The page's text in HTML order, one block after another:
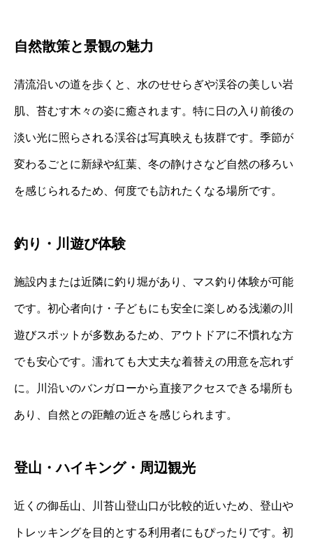
自然散策と景観の魅力
清流沿いの道を歩くと、水のせせらぎや渓谷の美しい岩
肌、苔むす木々の姿に癒されます。特に日の入り前後の
淡い光に照らされる渓谷は写真映えも抜群です。季節が
変わるごとに新緑や紅葉、冬の静けさなど自然の移ろい
を感じられるため、何度でも訪れたくなる場所です。
釣り・川遊び体験
施設内または近隣に釣り堀があり、マス釣り体験が可能
です。初心者向け・子どもにも安全に楽しめる浅瀬の川
遊びスポットが多数あるため、アウトドアに不慣れな方
でも安心です。濡れても大丈夫な着替えの用意を忘れず
に。川沿いのバンガローから直接アクセスできる場所も
あり、自然との距離の近さを感じられます。
登山・ハイキング・周辺観光
近くの御岳山、川苔山登山口が比較的近いため、登山や
トレッキングを目的とする利用者にもぴったりです。初